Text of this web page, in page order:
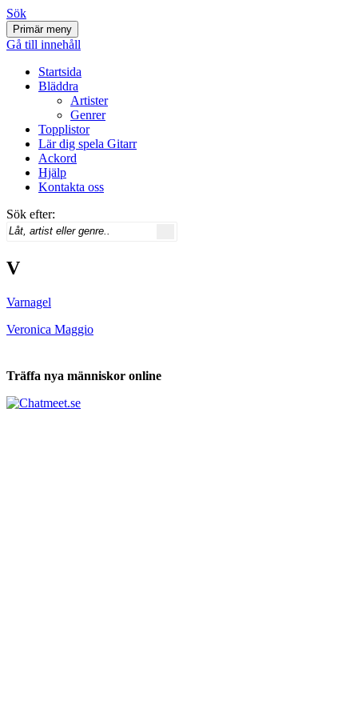
Svenskatabs.se
Sök
Primär meny
Gå till innehåll
Startsida
Bläddra
Artister
Genrer
Topplistor
Lär dig spela Gitarr
Ackord
Hjälp
Kontakta oss
Sök efter:
V
Varnagel
Veronica Maggio
Tabs och ackord för både bas och gitarr
Träffa nya människor online